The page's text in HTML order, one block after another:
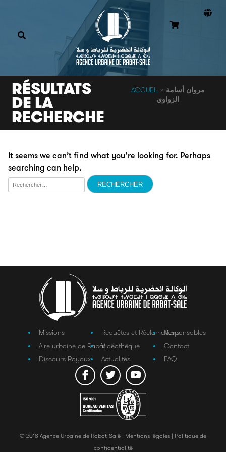
RÉSULTATS
DE LA
RECHERCHE
ACCUEIL» مروان أسامة
الزواوي
It seems we can’t find what you’re looking for. Perhaps
searching can help.
Rechercher :
Missions
Aire urbaine de Rabat
Discours Royaux
Requêtes et Réclamations
Vidéothèque
Actualités
Responsables
Contact
FAQ
© 2018 Agence Urbaine de Rabat-Salé | Mentions légales | Politique de
confidentialité